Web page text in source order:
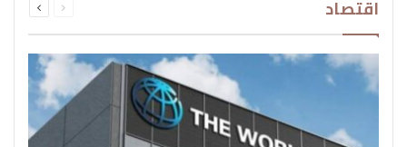
اقتصاد الصفحةالصفحة